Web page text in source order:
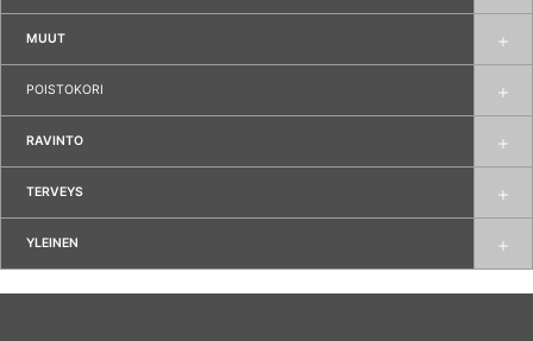
MUUT
POISTOKORI
RAVINTO
TERVEYS
YLEINEN